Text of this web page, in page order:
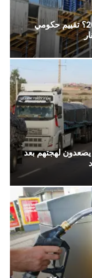
هل يستمر “دعم السكن” بعد 2028؟ تقييم حكومي
يصعدون لهجتهم بعد